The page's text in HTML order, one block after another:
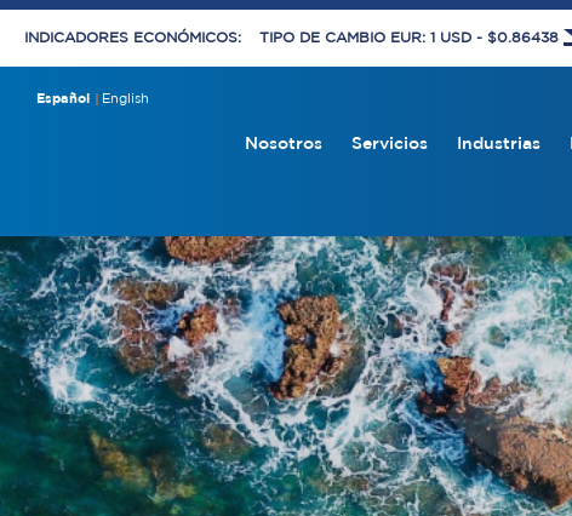
INDICADORES ECONÓMICOS: TIPO DE CAMBIO EUR: 1 USD - $0.86438
Español English
Nosotros Servicios Industrias